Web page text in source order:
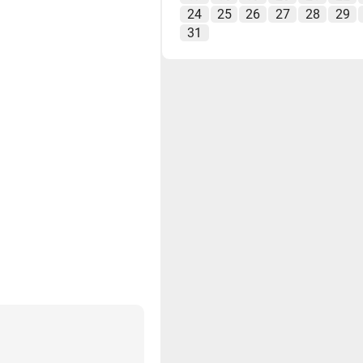
24
25 26 27 28
29
31